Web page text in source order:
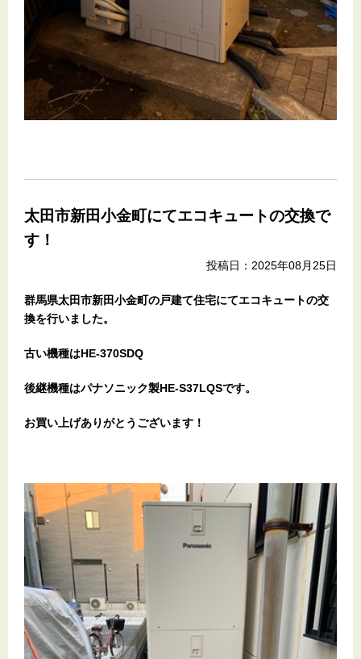
太田市新田小金町にてエコキュートの交換で
す！
投稿日：2025年08月25日
群馬県太田市新田小金町の戸建て住宅にてエコキュートの交
換を行いました。
古い機種はHE-370SDQ
後継機種はパナソニック製HE-S37LQSです。
お買い上げありがとうございます ！